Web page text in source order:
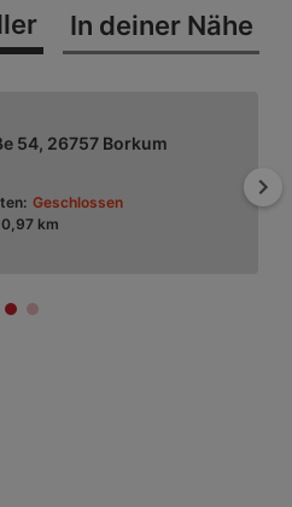
In deiner Nähe
54, 26757 Borkum
Geschlossen
0,97 km